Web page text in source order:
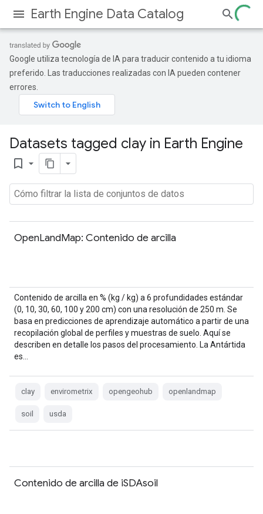
Earth Engine Data Catalog
Google utiliza tecnología de IA para traducir contenido a tu idioma
preferido. Las traducciones realizadas con IA pueden contener
errores.
Datasets tagged clay in Earth Engine
bookmark_border
OpenLandMap: Contenido de arcilla
Contenido de arcilla en % (kg / kg) a 6 profundidades estándar
(0, 10, 30, 60, 100 y 200 cm) con una resolución de 250 m. Se
basa en predicciones de aprendizaje automático a partir de una
recopilación global de perfiles y muestras de suelo. Aquí se
describen en detalle los pasos del procesamiento. La Antártida
es…
clay envirometrix opengeohub openlandmap
soil usda
Contenido de arcilla de iSDAsoil